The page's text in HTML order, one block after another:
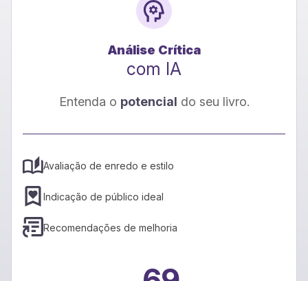
Tradução
com IA
Seu livro paranovos leitores
Tradução rápida e precisa
Suporte a vários idiomas
Preservação do estilo